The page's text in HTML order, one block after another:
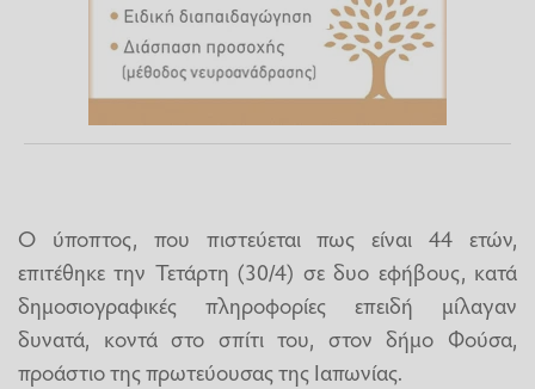
Ο ύποπτος, που πιστεύεται πως είναι 44 ετών,
επιτέθηκε την Τετάρτη (30/4) σε δυο εφήβους, κατά
δημοσιογραφικές πληροφορίες επειδή μίλαγαν
δυνατά, κοντά στο σπίτι του, στον δήμο Φούσα,
προάστιο της πρωτεύουσας της Ιαπωνίας.